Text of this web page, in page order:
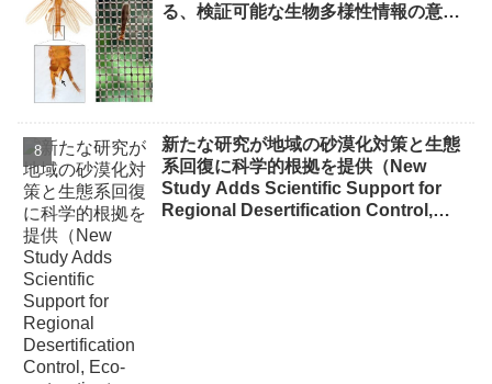
る、検証可能な生物多様性情報の意義
新たな研究が地域の砂漠化対策と生態
系回復に科学的根拠を提供（New
Study Adds Scientific Support for
Regional Desertification Control,